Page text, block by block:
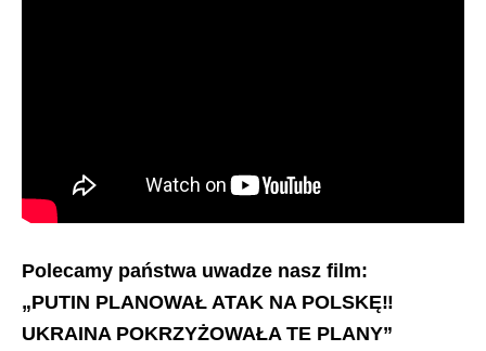
Polecamy państwa uwadze nasz film:
„PUTIN PLANOWAŁ ATAK NA POLSKĘ‼️
UKRAINA POKRZYŻOWAŁA TE PLANY”